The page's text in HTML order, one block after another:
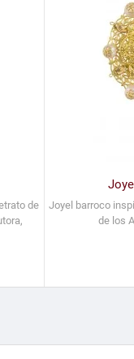
de
Joyel barroco
de los